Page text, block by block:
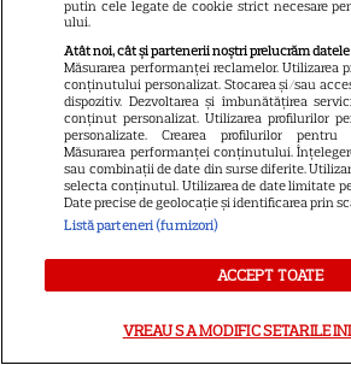
criminali
11
VEDETE STRĂINE
„Povestea
aventura
dintr-un
York Times,
Noutăți
putin cele legate de cookie strict necesare
ului.
Atât noi, cât și partenerii noștri prelucrăm
Măsurarea performanței reclamelor. Utilizarea
conținutului personalizat. Stocarea și/sau
dispozitiv. Dezvoltarea și îmbunătățirea
conținut personalizat. Utilizarea profilurilor
personalizate. Crearea profilurilor pentru
Măsurarea performanței conținutului.
sau combinații de date din surse diferite.
selecta conținutul. Utilizarea de date limitate
Date precise de geolocație și identificarea prin
Listă parteneri (furnizori)
ACCEPT TOATE
VREAU SA MODIFIC SETARILE